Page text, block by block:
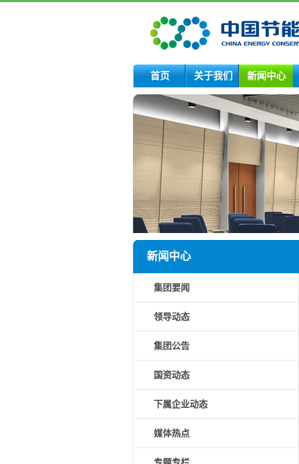
首页 关于我们 新闻中心
新闻中心
集团要闻
领导动态
集团公告
国资动态
媒体热点
专题专栏
企业视频